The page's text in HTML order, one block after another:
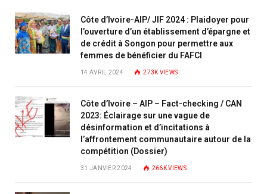
Côte d’Ivoire-AIP/ JIF 2024 : Plaidoyer pour
l’ouverture d’un établissement d’épargne et
de crédit à Songon pour permettre aux
femmes de bénéficier du FAFCI
14 AVRIL 2024 273KVIEWS
Côte d’Ivoire – AIP – Fact-checking / CAN
2023: Éclairage sur une vague de
désinformation et d’incitations à
l’affrontement communautaire autour de la
compétition (Dossier)
31 JANVIER 2024 266KVIEWS